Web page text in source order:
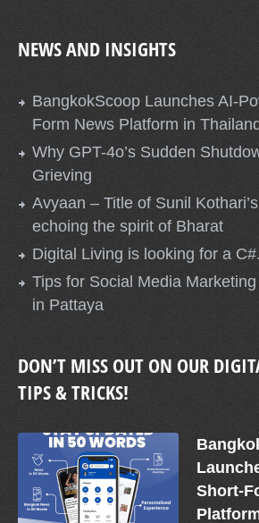
NEWS AND INSIGHTS
BangkokScoop Launches AI-
Form News Platform in Thailand
Why GPT-4o’s Sudden
Grieving
Avyaan – Title of Sunil
echoing the spirit of Bharat
Digital Living is looking for a
Tips for Social Media
in Pattaya
DON’T MISS OUT ON OUR
TIPS & TRICKS!
Short-